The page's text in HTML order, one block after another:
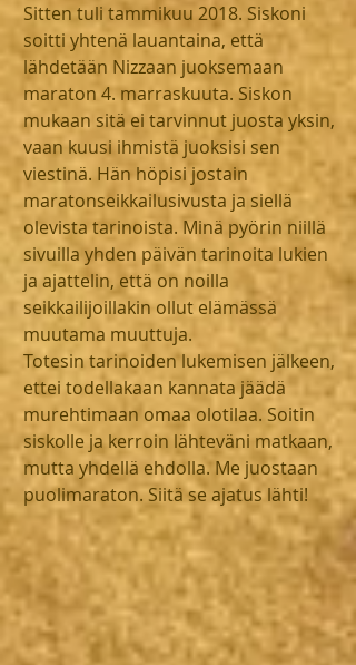
Sitten tuli tammikuu 2018. Siskoni
soitti yhtenä lauantaina, että
lähdetään Nizzaan juoksemaan
maraton 4. marraskuuta. Siskon
mukaan sitä ei tarvinnut juosta yksin,
vaan kuusi ihmistä juoksisi sen
viestinä. Hän höpisi jostain
maratonseikkailusivusta ja siellä
olevista tarinoista. Minä pyörin niillä
sivuilla yhden päivän tarinoita lukien
ja ajattelin, että on noilla
seikkailijoillakin ollut elämässä
muutama muuttuja.
Totesin tarinoiden lukemisen jälkeen,
ettei todellakaan kannata jäädä
murehtimaan omaa olotilaa. Soitin
siskolle ja kerroin lähteväni matkaan,
mutta yhdellä ehdolla. Me juostaan
puolimaraton. Siitä se ajatus lähti!